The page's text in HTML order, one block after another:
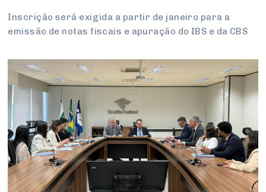
Inscrição será exigida a partir de janeiro para a
emissão de notas fiscais e apuração do IBS e da CBS